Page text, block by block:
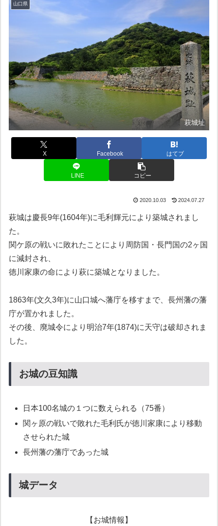
山口県
萩城址
X Facebook はてブ
LINE コピー
2020.10.03 2024.07.27
萩城は慶長9年(1604年)に毛利輝元により築城されまし
た。
関ケ原の戦いに敗れたことにより周防国・長門国の2ヶ国
に減封され、
徳川家康の命により萩に築城となりました。
1863年(文久3年)に山口城へ藩庁を移すまで、長州藩の藩
庁が置かれました。
その後、廃城令により明治7年(1874)に天守は破却されま
した。
お城の豆知識
日本100名城の１つに数えられる（75番）
関ヶ原の戦いで敗れた毛利氏が徳川家康により移動
させられた城
長州藩の藩庁であった城
城データ
【お城情報】